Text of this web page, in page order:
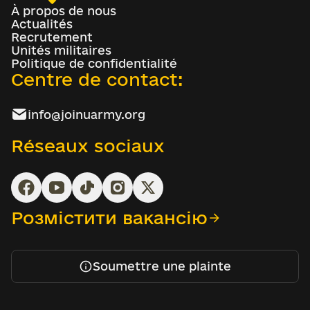
À propos de nous
Actualités
Recrutement
Unités militaires
Politique de confidentialité
Centre de contact:
info@joinuarmy.org
Réseaux sociaux
Розмістити вакансію
Soumettre une plainte